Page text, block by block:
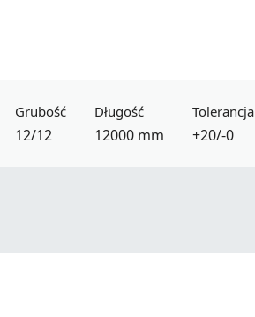
Grubość
12/12
Długość
12000 mm
Tolerancja
+20/-0